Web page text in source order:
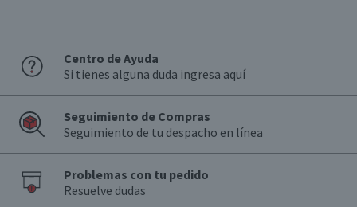
Centro de Ayuda
Si tienes alguna duda ingresa aquí
Seguimiento de Compras
Seguimiento de tu despacho en línea
Problemas con tu pedido
Resuelve dudas